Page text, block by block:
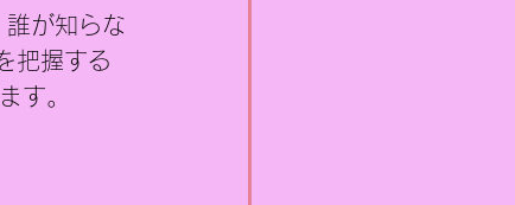
誰が知らな
把握する
す。